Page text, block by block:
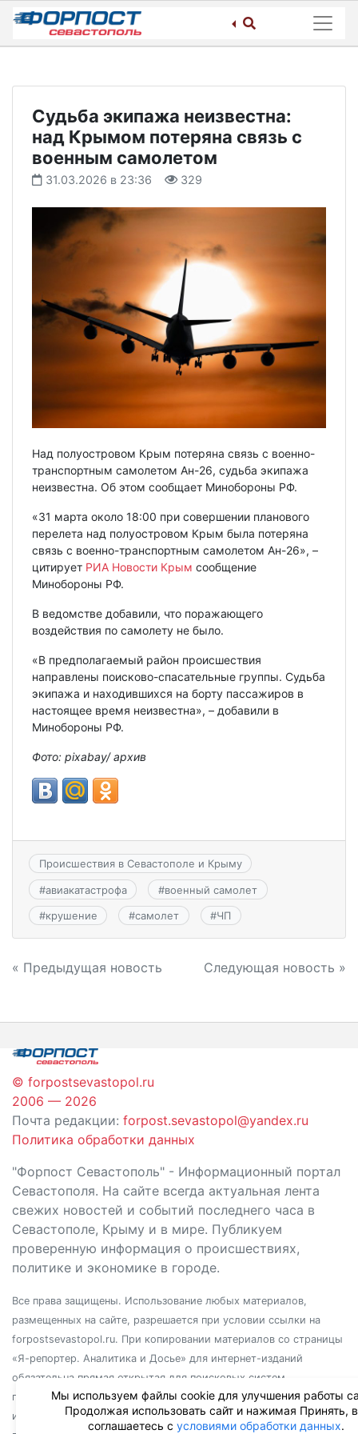
Skip
content
Судьба экипажа неизвестна:
над Крымом потеряна связь с
военным самолетом
31.03.2026 в 23:36 329
Над полуостровом Крым потеряна связь с военно-
транспортным самолетом Ан-26, судьба экипажа
неизвестна. Об этом сообщает Минобороны РФ.
«31 марта около 18:00 при совершении планового
перелета над полуостровом Крым была потеряна
связь с военно-транспортным самолетом Ан-26», –
цитирует РИА Новости Крым сообщение
Минобороны РФ.
В ведомстве добавили, что поражающего
воздействия по самолету не было.
«В предполагаемый район происшествия
направлены поисково-спасательные группы. Судьба
экипажа и находившихся на борту пассажиров в
настоящее время неизвестна», – добавили в
Минобороны РФ.
Фото: pixabay/ архив
Происшествия в Севастополе и Крыму
#авиакатастрофа #военный самолет
#крушение #самолет #ЧП
Навигация
записям
« Предыдущая новость Следующая новость »
© forpostsevastopol.ru
2006 — 2026
Почта редакции: forpost.sevastopol@yandex.ru
Политика обработки данных
"Форпост Севастополь" - Информационный портал
Севастополя. На сайте всегда актуальная лента
свежих новостей и событий последнего часа в
Севастополе, Крыму и в мире. Публикуем
проверенную информация о происшествиях,
политике и экономике в городе.
Все права защищены. Использование любых материалов,
размещенных на сайте, разрешается при условии ссылки на
forpostsevastopol.ru. При копировании материалов со страницы
«Я-репортер. Аналитика и Досье» для интернет-изданий
обязательна прямая открытая для поисковых систем
гиперссылка. Независимо от полного или частичного
использования материалов, ссылка должна быть размещена в
Мы используем файлы cookie для улучшения работы
Продолжая использовать сайт и нажимая Принять,
соглашаетесь с условиями обработки данных.